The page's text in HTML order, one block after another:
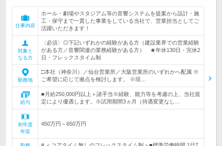
仕事内容
ホール・劇場やスタジアム等の音響システムを提案から設計・施
工・保守まで一貫した事業をしている当社で、営業担当としてご
活躍いただきます！
対象と
なる方
〈必須〉◎下記いずれかの経験がある方（建設業界での営業経験
がある方／音響関連の業務経験がある方） ★年休130日・完休2
日・フレックスタイム制
勤務地
□本社（神奈川）／仙台営業所／大阪営業所のいずれかへ配属 ※
ご希望に応じて拠点を検討します。 ※現…
給与
■月給250,000円以上＋諸手当※経験、能力等を考慮の上、当社規
定により優遇します。※試用期間3ヵ月（待遇変更なし…
初年度
年収
450万円～650万円